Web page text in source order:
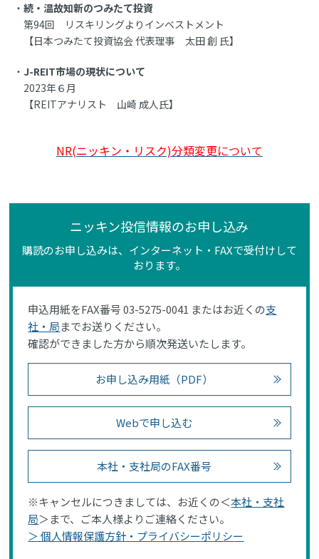
続・温故知新のつみたて投資
第94回 リスキリングよりインベストメント
【日本つみたて投資協会 代表理事 太田 創 氏】
J-REIT市場の現状について
2023年６月
【REITアナリスト 山崎 成人氏】
NR(ニッキン・リスク)分類変更について
ニッキン投信情報のお申し込み
購読のお申し込みは、インターネット・FAXで受付けして
おります。
申込用紙をFAX番号 03-5275-0041 またはお近くの支
社・局までお送りください。
確認ができました方から順次発送いたします。
お申し込み用紙（PDF）
Webで申し込む
本社・支社局のFAX番号
※キャンセルにつきましては、お近くの＜本社・支社
局＞まで、ご本人様よりご連絡ください。
＞ 個人情報保護方針・プライバシーポリシー